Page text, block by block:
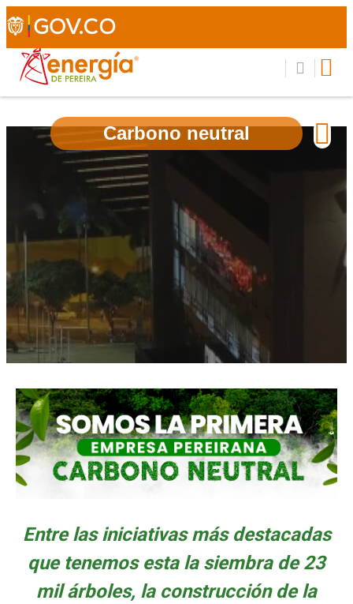
Carbono neutral
Entre las iniciativas más destacadas
que tenemos esta la siembra de 23
mil árboles, la construcción de la